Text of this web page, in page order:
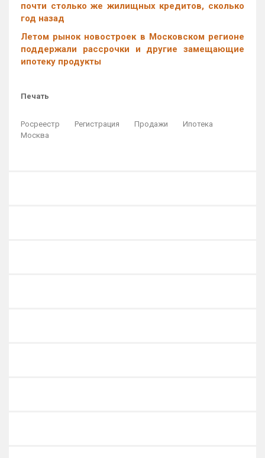
почти столько же жилищных кредитов, сколько
год назад
Летом рынок новостроек в Московском регионе
поддержали рассрочки и другие замещающие
ипотеку продукты
Печать
Росреестр Регистрация Продажи
Ипотека
Москва